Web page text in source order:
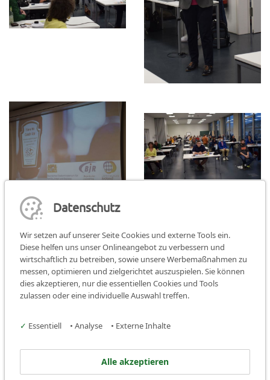
Teilen: teilen teilen teilen
Instagram
Kreisjugendring Weißenburg-
Gunzenhausen
Datenschutz
Wir setzen auf unserer Seite Cookies und externe Tools ein.
Diese helfen uns unser Onlineangebot zu verbessern und
wirtschaftlich zu betreiben, sowie unsere Werbemaßnahmen zu
messen, optimieren und zielgerichtet auszuspielen. Sie können
dies akzeptieren, nur die essentiellen Cookies und Tools
zulassen oder eine individuelle Auswahl treffen.
✓ Essentiell • Analyse • Externe Inhalte
Alle akzeptieren